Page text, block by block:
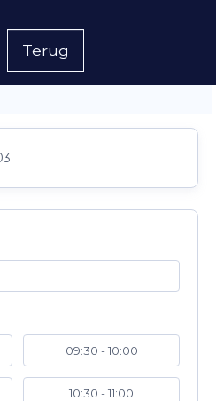
Terug
09:30 - 10:00
10:30 - 11:00